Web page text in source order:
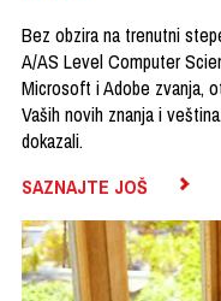
Bez obzira na trenutni
A/AS Level Computer
Microsoft i Adobe zvanja,
Vaših novih znanja i
dokazali.
SAZNAJTE JOŠ